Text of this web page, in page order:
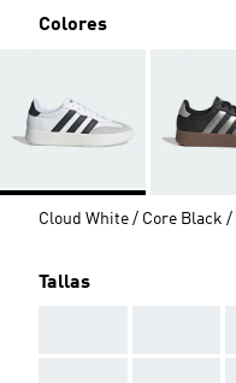
Colores
Cloud White / Core Black /
Tallas